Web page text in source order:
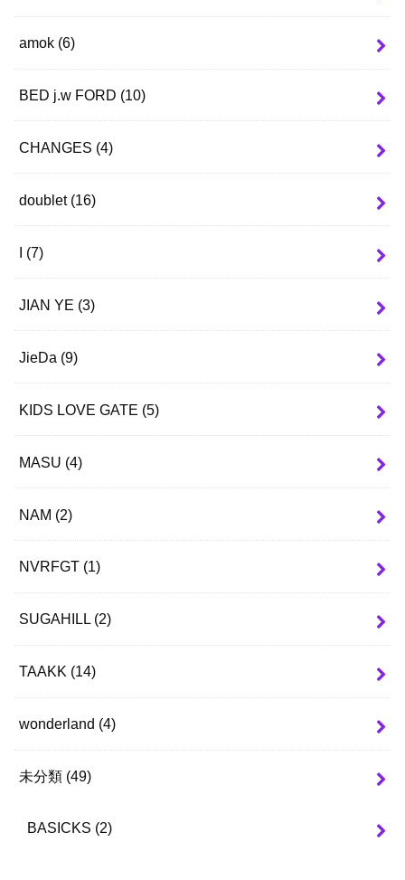
amok (6)
BED j.w FORD (10)
CHANGES (4)
doublet (16)
I (7)
JIAN YE (3)
JieDa (9)
KIDS LOVE GATE (5)
MASU (4)
NAM (2)
NVRFGT (1)
SUGAHILL (2)
TAAKK (14)
wonderland (4)
未分類 (49)
BASICKS (2)